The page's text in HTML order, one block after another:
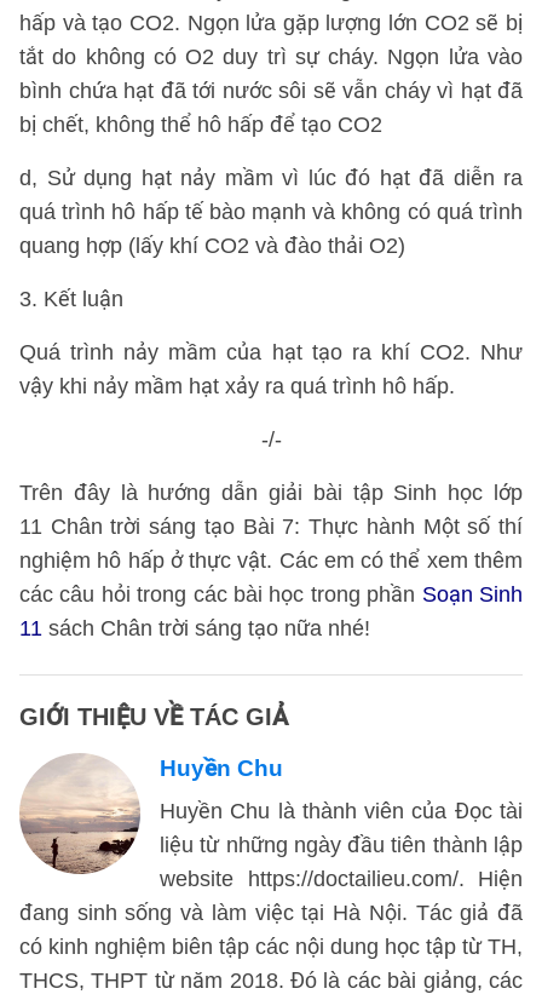
hấp và tạo CO2. Ngọn lửa gặp lượng lớn CO2 sẽ bị
tắt do không có O2 duy trì sự cháy. Ngọn lửa vào
bình chứa hạt đã tới nước sôi sẽ vẫn cháy vì hạt đã
bị chết, không thể hô hấp để tạo CO2
d, Sử dụng hạt nảy mầm vì lúc đó hạt đã diễn ra
quá trình hô hấp tế bào mạnh và không có quá trình
quang hợp (lấy khí CO2 và đào thải O2)
3. Kết luận
Quá trình nảy mầm của hạt tạo ra khí CO2. Như
vậy khi nảy mầm hạt xảy ra quá trình hô hấp.
-/-
Trên đây là hướng dẫn giải bài tập Sinh học lớp
11 Chân trời sáng tạo Bài 7: Thực hành Một số thí
nghiệm hô hấp ở thực vật. Các em có thể xem thêm
các câu hỏi trong các bài học trong phần Soạn Sinh
11 sách Chân trời sáng tạo nữa nhé!
GIỚI THIỆU VỀ TÁC GIẢ
Huyền Chu
Huyền Chu là thành viên của Đọc tài
liệu từ những ngày đầu tiên thành lập
website https://doctailieu.com/. Hiện
đang sinh sống và làm việc tại Hà Nội. Tác giả đã
có kinh nghiệm biên tập các nội dung học tập từ TH,
THCS, THPT từ năm 2018. Đó là các bài giảng, các